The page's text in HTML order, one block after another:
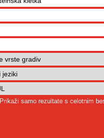
Prikaži samo rezultate s celotnim